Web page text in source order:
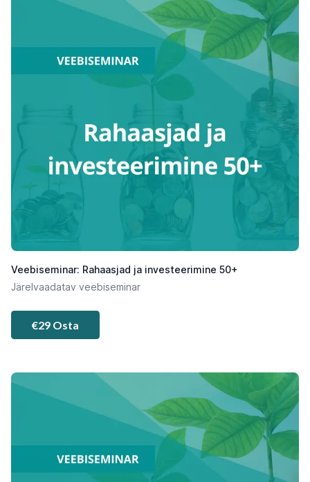
Veebiseminar: Rahaasjad ja investeerimine 50+
Järelvaadatav veebiseminar
€29 Osta